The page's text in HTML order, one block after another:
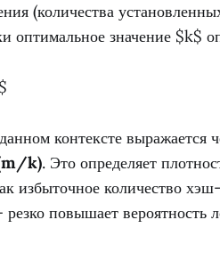
(количества
оптимальное значение $k$
контексте выражается
k). Это определяет
избыточное количество
повышает